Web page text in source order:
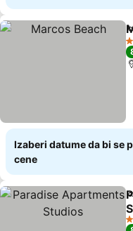
2
Izaberi datume da bi se
cene
3